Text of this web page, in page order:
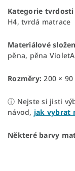
Kategorie
H4, tvrdá matrace
Materiálové
pěna, pěna
Rozměry: 200 ×
ⓘ Nejste si jisti
návod, jak vybrat
Některé barvy